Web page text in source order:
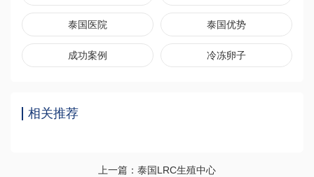
泰国医院 泰国优势
成功案例 冷冻卵子
相关推荐
上一篇：泰国LRC生殖中心